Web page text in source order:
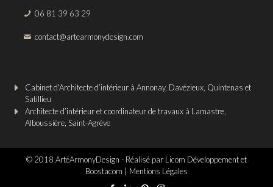
06 81 39 63 29
contact@artearmonydesign.com
Cabinet d'Architecte d’intérieur à Annonay, Davézieux, Quintenas et
Satillieu
Architecte d’intérieur et coordinateur de travaux à Lamastre,
Alboussière, Saint-Agrève
© 2018 ArtéArmonyDesign - Réalisé par Licom Développementet
Boostacom
Mentions Légales